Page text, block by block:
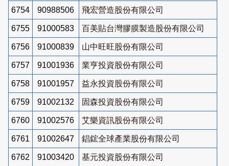
6754 90988506 飛宏營造股份有限公司
6755 91000583 百美貼台灣膠膜製造股份有限公司
6756 91000839 山中旺旺股份有限公司
6757 91001936 業亨投資股份有限公司
6758 91001957 益永投資股份有限公司
6759 91002132 固森投資股份有限公司
6760 91002576 艾樂資訊股份有限公司
6761 91002647 錩鋐全球產業股份有限公司
6762 91003420 基元投資股份有限公司